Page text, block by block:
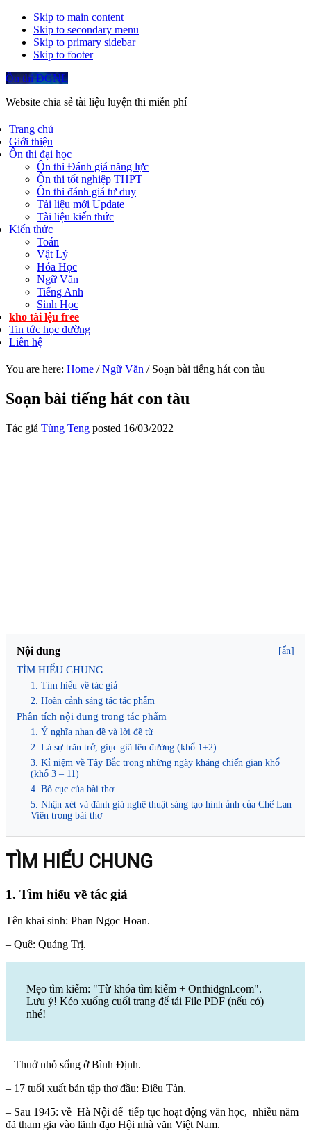
Skip to main content
Skip to secondary menu
Skip to primary sidebar
Skip to footer
Ôn thi ĐGNL
Website chia sẻ tài liệu luyện thi miễn phí
Trang chủ
Giới thiệu
Ôn thi đại học
Ôn thi Đánh giá năng lực
Ôn thi tốt nghiệp THPT
Ôn thi đánh giá tư duy
Tài liệu mới Update
Tài liệu kiến thức
Kiến thức
Toán
Vật Lý
Hóa Học
Ngữ Văn
Tiếng Anh
Sinh Học
kho tài lệu free
Tin tức học đường
Liên hệ
You are here: Home / Ngữ Văn /Soạn bài tiếng hát con tàu
Soạn bài tiếng hát con tàu
Tác giả Tùng Teng posted 16/03/2022
Nội dung [ẩn]
TÌM HIỂU CHUNG
1. Tìm hiểu về tác giả
2. Hoàn cảnh sáng tác tác phẩm
Phân tích nội dung trong tác phẩm
1. Ý nghĩa nhan đề và lời đề từ
2. Là sự trăn trở, giục giã lên đường (khổ 1+2)
3. Kỉ niệm về Tây Bắc trong những ngày kháng chiến gian khổ
(khổ 3 – 11)
4. Bố cục của bài thơ
5. Nhận xét và đánh giá nghệ thuật sáng tạo hình ảnh của Chế Lan
Viên trong bài thơ
TÌM HIỂU CHUNG
1. Tìm hiểu về tác giả
Tên khai sinh: Phan Ngọc Hoan.
– Quê: Quảng Trị.
Mẹo tìm kiếm: "Từ khóa tìm kiếm + Onthidgnl.com".
Lưu ý! Kéo xuống cuối trang để tải File PDF (nếu có)
nhé!
– Thuở nhỏ sống ở Bình Định.
– 17 tuổi xuất bản tập thơ đầu: Điêu Tàn.
– Sau 1945: về Hà Nội để tiếp tục hoạt động văn học, nhiều năm
đã tham gia vào lãnh đạo Hội nhà văn Việt Nam.